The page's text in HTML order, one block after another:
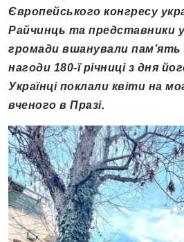
Європейського конгресу
Райчинць та представники
громади вшанували пам’ять
нагоди 180-ї річниці з дня
Українці поклали квіти на
вченого в Празі.